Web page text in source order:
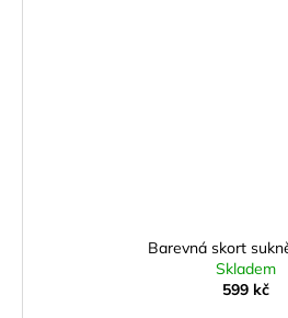
Barevná skort
Skladem
599 kč